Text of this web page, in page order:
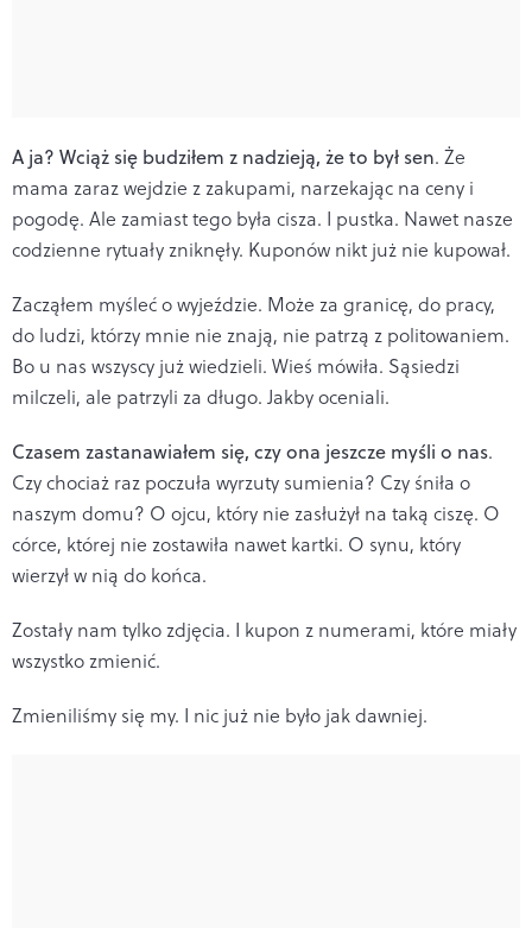
A ja? Wciąż się budziłem z nadzieją, że to był sen. Że
mama zaraz wejdzie z zakupami, narzekając na ceny i
pogodę. Ale zamiast tego była cisza. I pustka. Nawet nasze
codzienne rytuały zniknęły. Kuponów nikt już nie kupował.
Zacząłem myśleć o wyjeździe. Może za granicę, do pracy,
do ludzi, którzy mnie nie znają, nie patrzą z politowaniem.
Bo u nas wszyscy już wiedzieli. Wieś mówiła. Sąsiedzi
milczeli, ale patrzyli za długo. Jakby oceniali.
Czasem zastanawiałem się, czy ona jeszcze myśli o nas.
Czy chociaż raz poczuła wyrzuty sumienia? Czy śniła o
naszym domu? O ojcu, który nie zasłużył na taką ciszę. O
córce, której nie zostawiła nawet kartki. O synu, który
wierzył w nią do końca.
Zostały nam tylko zdjęcia. I kupon z numerami, które miały
wszystko zmienić.
Zmieniliśmy się my. I nic już nie było jak dawniej.